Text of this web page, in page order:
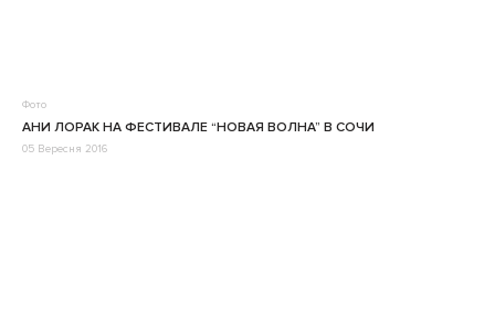
Фото
АНИ ЛОРАК НА ФЕСТИВАЛЕ “НОВАЯ ВОЛНА” В СОЧИ
05 Вересня 2016